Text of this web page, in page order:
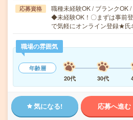
応募資格
職種未経験OK / ブランクOK
◆未経験OK！〇まずは事前
で気軽にオンライン登録★
職場の雰囲気
年齢層
20代
30代
気になる! 応募へ進む